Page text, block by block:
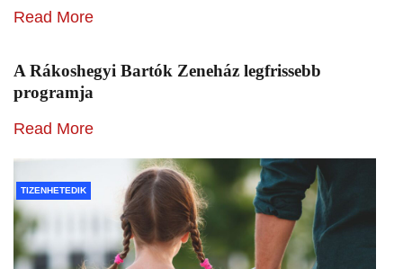
Read More
A Rákoshegyi Bartók Zeneház legfrissebb
programja
Read More
TIZENHETEDIK